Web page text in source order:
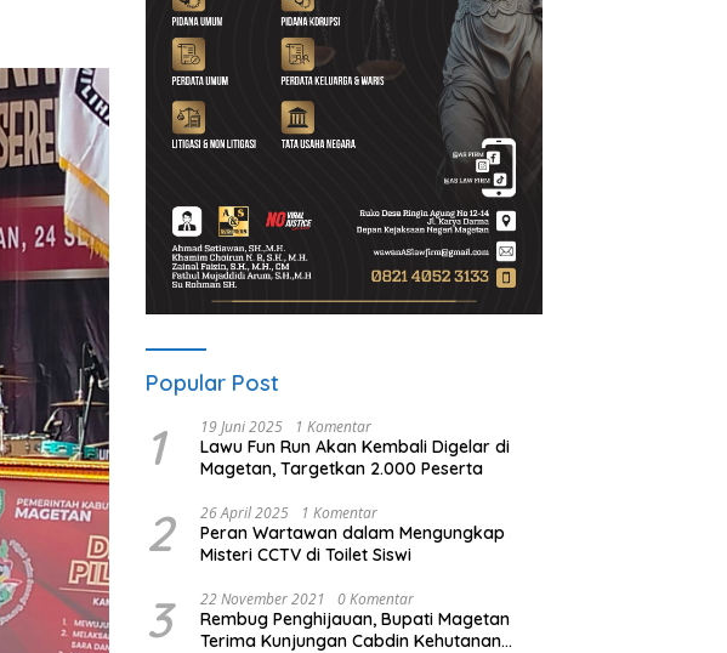
Popular Post
1 19 Juni 2025 1 Komentar
Lawu Fun Run Akan Kembali Digelar di
Magetan, Targetkan 2.000 Peserta
2 26 April 2025 1 Komentar
Peran Wartawan dalam Mengungkap
Misteri CCTV di Toilet Siswi
3 22 November 2021 0 Komentar
Rembug Penghijauan, Bupati Magetan
Terima Kunjungan Cabdin Kehutanan